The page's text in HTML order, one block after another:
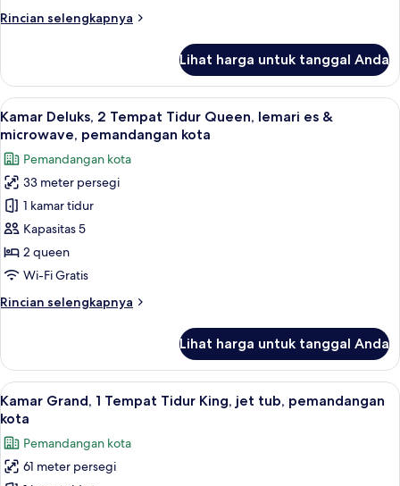
lemari
microwave,
pemandangan
kota
Rincian selengkapnya
Rincian
Kamar
Deluks,
1
Tempat
Queen,
lemari
es
&
microwave,
kota
Lihat harga untuk tanggal Anda
Lihat
semua
foto
untuk
Kamar
Deluks,
2
Tempat
Tidur
lemari
microwave,
pemandangan
kota
Seprai antialergi, selimut bulu
6
Kamar Deluks, 2 Tempat Tidur Queen, lemari es &
microwave, pemandangan kota
Pemandangan kota
33 meter persegi
1 kamar tidur
Kapasitas 5
2 queen
Wi-Fi Gratis
Rincian selengkapnya
Rincian
Kamar
Deluks,
2
Tempat
Queen,
lemari
es
Lihat harga untuk tanggal Anda
Lihat
semua
foto
untuk
Kamar
Televisi LCD 42-inci dengan saluran
6
Kamar Grand, 1 Tempat Tidur King, jet tub, pemandangan
kota
Pemandangan kota
61 meter persegi